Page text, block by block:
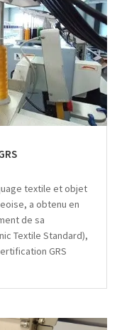
textile et objet
a obtenu en
de sa
Textile Standard),
GRS